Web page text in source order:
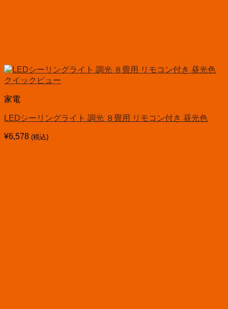
クイックビュー
家電
LEDシーリングライト 調光 ８畳用 リモコン付き 昼光色
¥6,578 (税込)